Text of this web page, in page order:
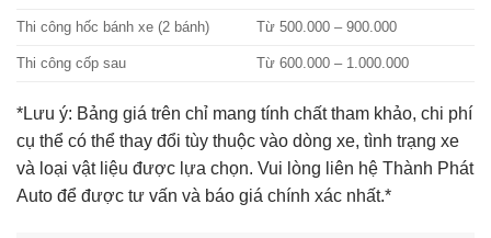
Thi công hốc bánh xe (2 bánh) Từ 500.000 – 900.000
Thi công cốp sau Từ 600.000 – 1.000.000
*Lưu ý: Bảng giá trên chỉ mang tính chất tham khảo, chi phí
cụ thể có thể thay đổi tùy thuộc vào dòng xe, tình trạng xe
và loại vật liệu được lựa chọn. Vui lòng liên hệ Thành Phát
Auto để được tư vấn và báo giá chính xác nhất.*